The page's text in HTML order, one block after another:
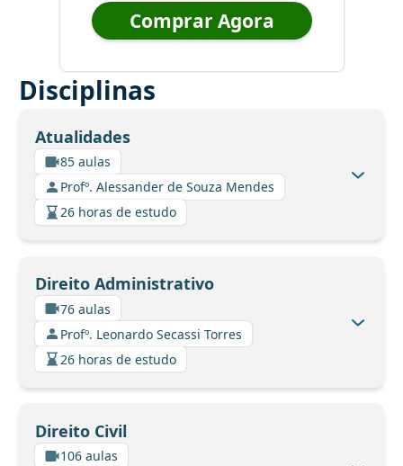
Comprar Agora
Disciplinas
Atualidades
85 aulas
Profº. Alessander de Souza Mendes
26 horas de estudo
Direito Administrativo
76 aulas
Profº. Leonardo Secassi Torres
26 horas de estudo
Direito Civil
106 aulas